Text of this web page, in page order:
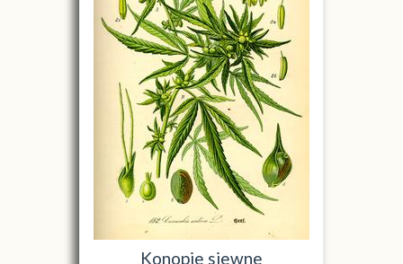
Konopie siewne